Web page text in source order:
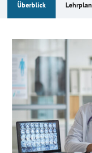
Überblick Lehrplan